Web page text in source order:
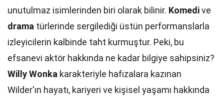
unutulmaz isimlerinden biri olarak bilinir. Komedive
drama türlerinde sergilediği üstün performanslarla
izleyicilerin kalbinde taht kurmuştur. Peki, bu
efsanevi aktör hakkında ne kadar bilgiye sahipsiniz?
Willy Wonka karakteriyle hafızalara kazınan
Wilder'ın hayatı, kariyeri ve kişisel yaşamı hakkında